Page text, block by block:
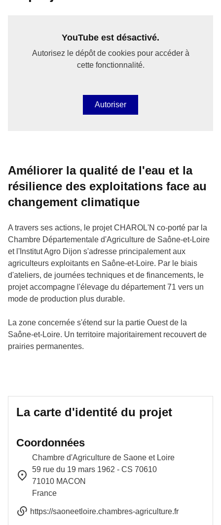
YouTube est désactivé.
Autorisez le dépôt de cookies pour accéder à
cette fonctionnalité.
Autoriser
Améliorer la qualité de l'eau et la
résilience des exploitations face au
changement climatique
A travers ses actions, le projet CHAROL'N co-porté par la
Chambre Départementale d'Agriculture de Saône-et-Loire
et l'Institut Agro Dijon s'adresse principalement aux
agriculteurs exploitants en Saône-et-Loire. Par le biais
d'ateliers, de journées techniques et de financements, le
projet accompagne l'élevage du département 71 vers un
mode de production plus durable.
La zone concernée s'étend sur la partie Ouest de la
Saône-et-Loire. Un territoire majoritairement recouvert de
prairies permanentes.
La carte d'identité du projet
Coordonnées
Chambre d'Agriculture de Saone et Loire
59 rue du 19 mars 1962 - CS 70610
71010 MACON
France
https://saoneetloire.chambres-agriculture.fr